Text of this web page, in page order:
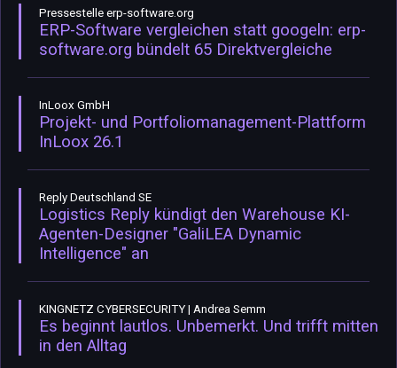
Pressestelle erp-software.org
ERP-Software vergleichen statt googeln: erp-
software.org bündelt 65 Direktvergleiche
InLoox GmbH
Projekt- und Portfoliomanagement-Plattform
InLoox 26.1
Reply Deutschland SE
Logistics Reply kündigt den Warehouse KI-
Agenten-Designer "GaliLEA Dynamic
Intelligence" an
KINGNETZ CYBERSECURITY | Andrea Semm
Es beginnt lautlos. Unbemerkt. Und trifft mitten
in den Alltag